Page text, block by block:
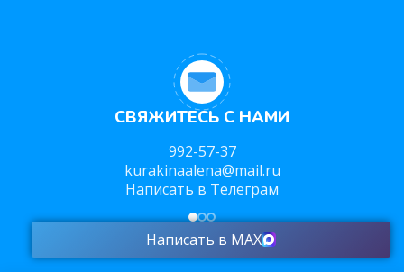
СВЯЖИТЕСЬ С НАМИ
992-57-37
kurakinaalena@mail.ru
Написать в Телеграм
Написать в MAX